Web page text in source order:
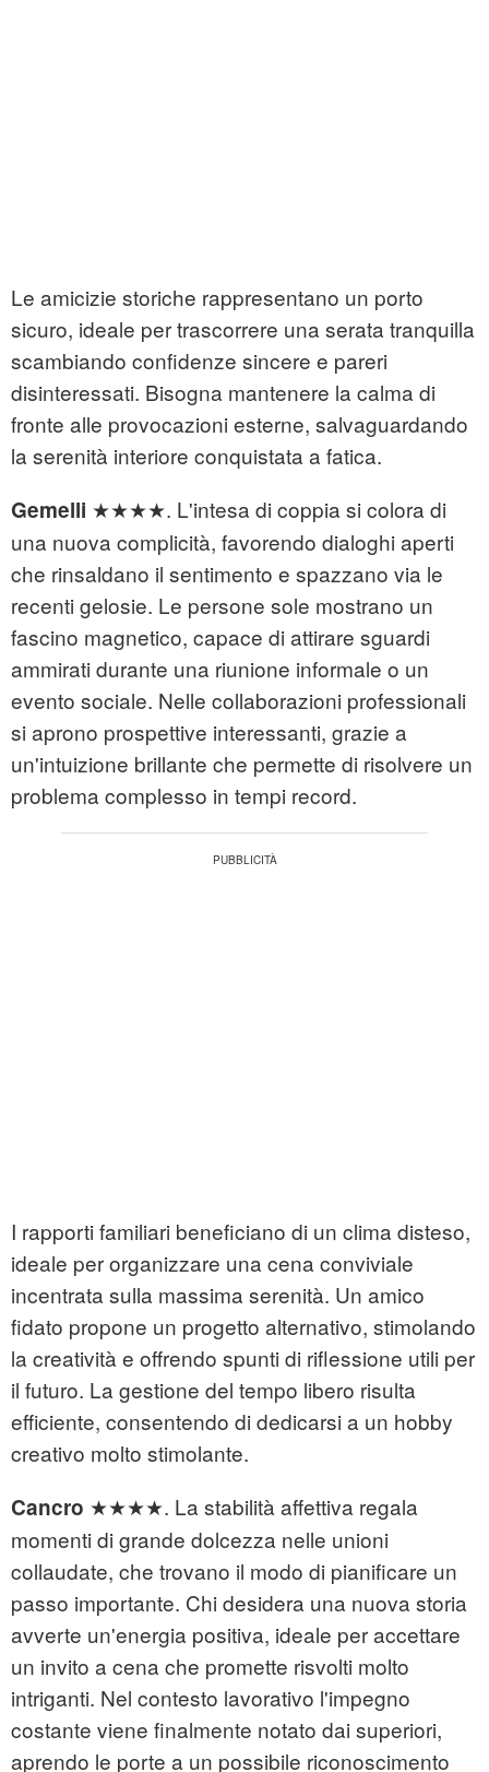
Le amicizie storiche rappresentano un porto
sicuro, ideale per trascorrere una serata tranquilla
scambiando confidenze sincere e pareri
disinteressati. Bisogna mantenere la calma di
fronte alle provocazioni esterne, salvaguardando
la serenità interiore conquistata a fatica.
Gemelli ★★★★. L'intesa di coppia si colora di
una nuova complicità, favorendo dialoghi aperti
che rinsaldano il sentimento e spazzano via le
recenti gelosie. Le persone sole mostrano un
fascino magnetico, capace di attirare sguardi
ammirati durante una riunione informale o un
evento sociale. Nelle collaborazioni professionali
si aprono prospettive interessanti, grazie a
un'intuizione brillante che permette di risolvere un
problema complesso in tempi record.
I rapporti familiari beneficiano di un clima disteso,
ideale per organizzare una cena conviviale
incentrata sulla massima serenità. Un amico
fidato propone un progetto alternativo, stimolando
la creatività e offrendo spunti di riflessione utili per
il futuro. La gestione del tempo libero risulta
efficiente, consentendo di dedicarsi a un hobby
creativo molto stimolante.
Cancro ★★★★. La stabilità affettiva regala
momenti di grande dolcezza nelle unioni
collaudate, che trovano il modo di pianificare un
passo importante. Chi desidera una nuova storia
avverte un'energia positiva, ideale per accettare
un invito a cena che promette risvolti molto
intriganti. Nel contesto lavorativo l'impegno
costante viene finalmente notato dai superiori,
aprendo le porte a un possibile riconoscimento